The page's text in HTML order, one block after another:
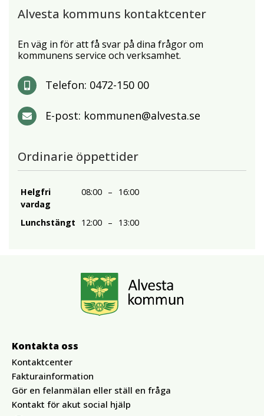
Alvesta kommuns kontaktcenter
En väg in för att få svar på dina frågor om
kommunens service och verksamhet.
Telefon: 0472-150 00
E-post: kommunen@alvesta.se
Ordinarie öppettider
Helgfri
vardag
08:00 – 16:00
Lunchstängt 12:00 – 13:00
Kontakta oss
Kontaktcenter
Fakturainformation
Gör en felanmälan eller ställ en fråga
Kontakt för akut social hjälp